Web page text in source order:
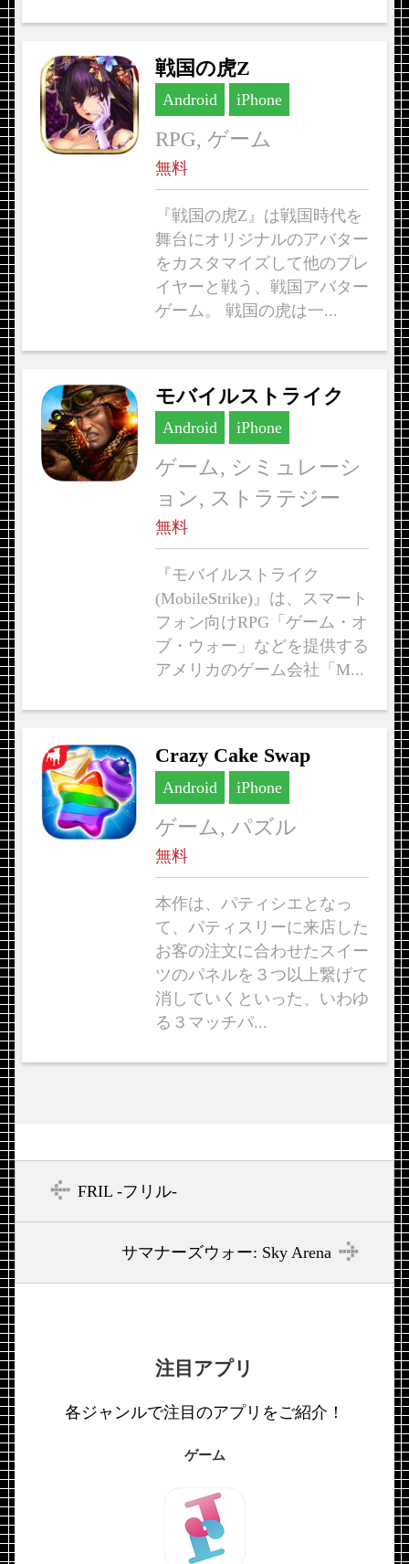
戦国の虎Z
Android iPhone
RPG, ゲーム
無料
『戦国の虎Z』は戦国時代を
舞台にオリジナルのアバター
をカスタマイズして他のプレ
イヤーと戦う、戦国アバター
ゲーム。 戦国の虎は一...
モバイルストライク
Android iPhone
ゲーム, シミュレーシ
ョン, ストラテジー
無料
『モバイルストライク
(MobileStrike)』は、スマート
フォン向けRPG「ゲーム・オ
ブ・ウォー」などを提供する
アメリカのゲーム会社「M...
Crazy Cake Swap
Android iPhone
ゲーム, パズル
無料
本作は、パティシエとなっ
て、パティスリーに来店した
お客の注文に合わせたスイー
ツのパネルを３つ以上繋げて
消していくといった、いわゆ
る３マッチパ...
FRIL -フリル-
サマナーズウォー: Sky Arena
注目アプリ
各ジャンルで注目のアプリをご紹介！
ゲーム